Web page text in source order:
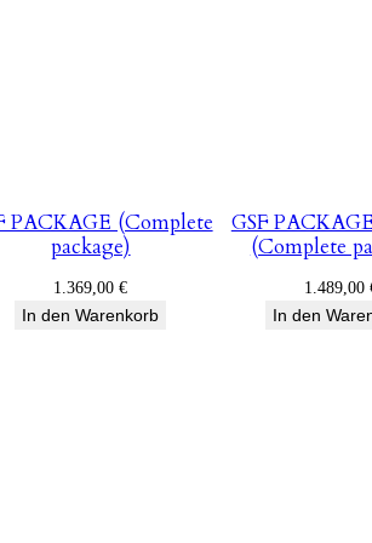
PACKAGE (Complete
package)
1.369,00€
In den Warenkorb
GSF
(Complete
1.489,00
In den